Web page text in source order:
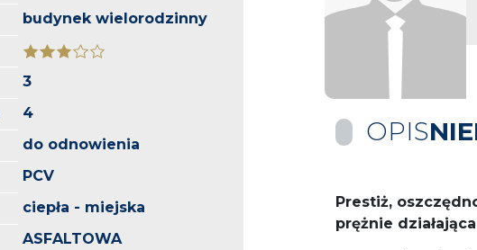
budynek wielorodzinny
3
4
do odnowienia
PCV
ciepła - miejska
ASFALTOWA
OPIS
Prestiż,
prężnie